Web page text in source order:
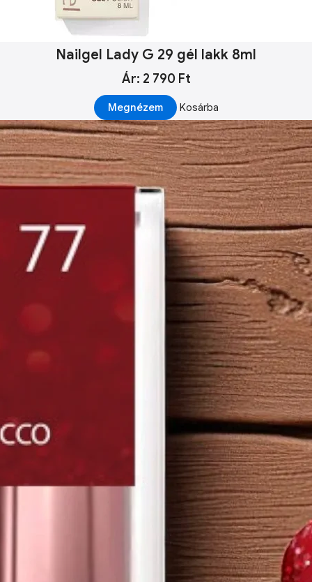
Nailgel Lady G 29 gél lakk 8ml
Ár: 2 790 Ft
Megnézem Kosárba